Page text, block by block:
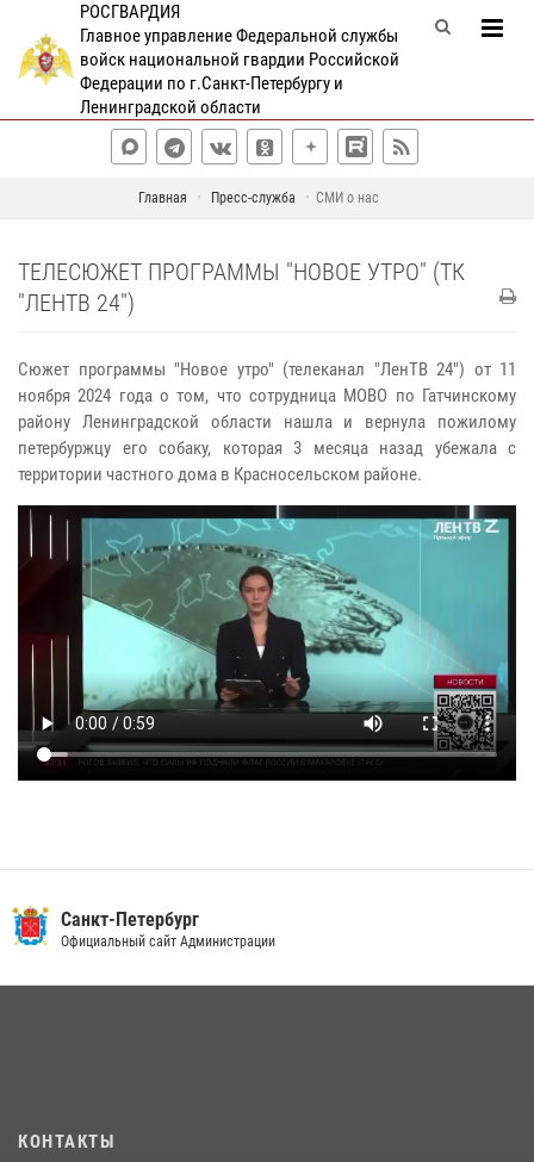
РОСГВАРДИЯ
Главное управление Федеральной службы
войск национальной гвардии Российской
Федерации по г.Санкт-Петербургу и
Ленинградской области
Главная Пресс-служба СМИ о нас
ТЕЛЕСЮЖЕТ ПРОГРАММЫ "НОВОЕ УТРО" (ТК
"ЛЕНТВ 24")
Сюжет программы "Новое утро" (телеканал "ЛенТВ 24") от 11
ноября 2024 года о том, что сотрудница МОВО по Гатчинскому
району Ленинградской области нашла и вернула пожилому
петербуржцу его собаку, которая 3 месяца назад убежала с
территории частного дома в Красносельском районе.
Санкт-Петербург
Официальный сайт Администрации
КОНТАКТЫ